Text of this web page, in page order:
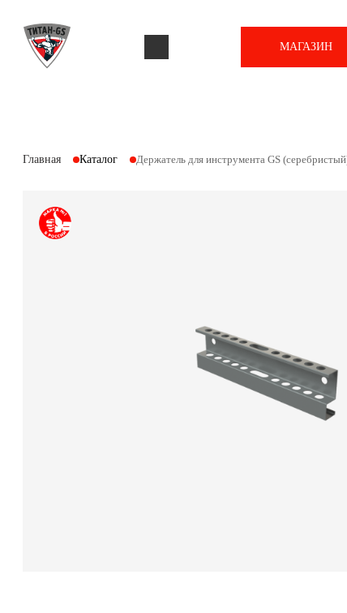
МАГАЗИН
Главная Каталог Держатель для инструмента GS